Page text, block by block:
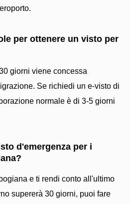
per ottenere un visto per
giorni viene concessa
Se richiedi un e-visto di
normale è di 3-5 giorni
d'emergenza per i
e ti rendi conto all'ultimo
supererà 30 giorni, puoi fare